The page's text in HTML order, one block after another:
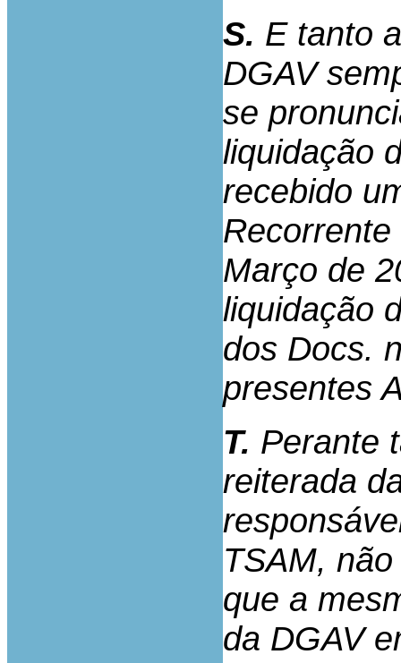
S. E tanto
DGAV
se
liquidação
recebido
Março de
liquidação
dos Docs.
presentes
T. Perante
reiterada
TSAM,
que a
da DGAV